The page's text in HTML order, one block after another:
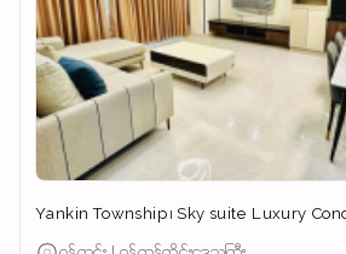
Yankin Township ၊ Sky suite Luxury